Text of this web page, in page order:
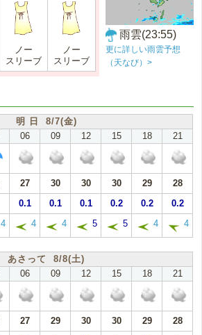
ノー
スリーブ
ノー
スリーブ
雨雲(23:55)
更に詳しい雨雲予想
（天なび）>
明 日 8/7(金)
06 09 12 15 18 21
27 30 30 30 29
28
0.1 0.1 0.1 0.2 0.2 0.2
4 4 4 5 5 4 4
あさって 8/8(土)
06 09 12 15 18 21
27 29 30 30 29
28